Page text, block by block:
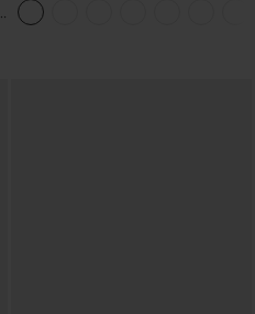
rapide et toucher frais, avec poches —
UPF40+